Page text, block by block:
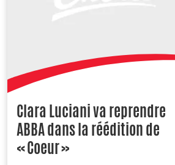
Clara Luciani va reprendre
ABBA dans la réédition de
« Coeur »